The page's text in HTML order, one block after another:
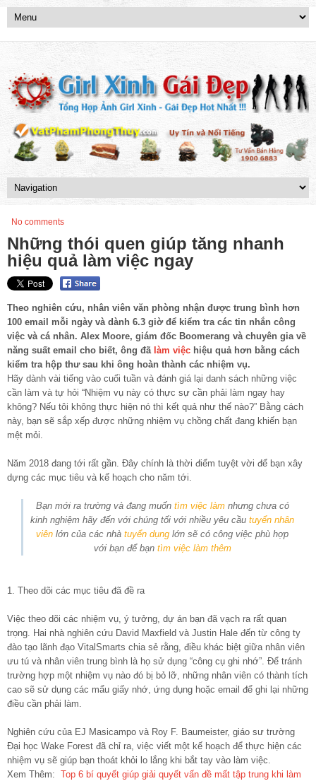
No comments
Những thói quen giúp tăng nhanh
hiệu quả làm việc ngay
Theo nghiên cứu, nhân viên văn phòng nhận được trung bình hơn
100 email mỗi ngày và dành 6.3 giờ để kiểm tra các tin nhắn công
việc và cá nhân. Alex Moore, giám đốc Boomerang và chuyên gia về
năng suất email cho biết, ông đã làm việc hiệu quả hơn bằng cách
kiểm tra hộp thư sau khi ông hoàn thành các nhiệm vụ.
Hãy dành vài tiếng vào cuối tuần và đánh giá lại danh sách những việc
cần làm và tự hỏi “Nhiệm vụ này có thực sự cần phải làm ngay hay
không? Nếu tôi không thực hiện nó thì kết quả như thế nào?” Bằng cách
này, bạn sẽ sắp xếp được những nhiệm vụ chồng chất đang khiến bạn
mệt mỏi.
Năm 2018 đang tới rất gần. Đây chính là thời điểm tuyệt vời để bạn xây
dựng các mục tiêu và kế hoạch cho năm tới.
Bạn mới ra trường và đang muốn tìm việc làmnhưng chưa có
kinh nghiệm hãy đến với chúng tối với nhiều yêu cầu tuyển nhân
viên lớn của các nhà tuyển dụng lớn sẽ có công việc phù hợp
với bạn để bạn tìm việc làm thêm
1. Theo dõi các mục tiêu đã đề ra
Việc theo dõi các nhiệm vụ, ý tưởng, dự án bạn đã vạch ra rất quan
trọng. Hai nhà nghiên cứu David Maxfield và Justin Hale đến từ công ty
đào tạo lãnh đạo VitalSmarts chia sẻ rằng, điều khác biệt giữa nhân viên
ưu tú và nhân viên trung bình là họ sử dụng “công cụ ghi nhớ”. Để tránh
trường hợp một nhiệm vụ nào đó bị bỏ lỡ, những nhân viên có thành tích
cao sẽ sử dụng các mẩu giấy nhớ, ứng dụng hoặc email để ghi lại những
điều cần phải làm.
Nghiên cứu của EJ Masicampo và Roy F. Baumeister, giáo sư trường
Đại học Wake Forest đã chỉ ra, việc viết một kế hoạch để thực hiện các
nhiệm vụ sẽ giúp bạn thoát khỏi lo lắng khi bắt tay vào làm việc.
Xem Thêm: Top 6 bí quyết giúp giải quyết vấn đề mất tập trung khi làm